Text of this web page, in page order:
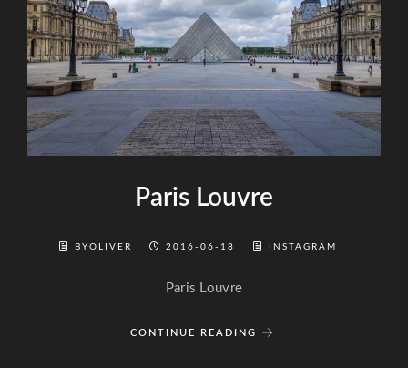
Paris Louvre
BYOLIVER 2016-06-18 INSTAGRAM
Paris Louvre
CONTINUE READING